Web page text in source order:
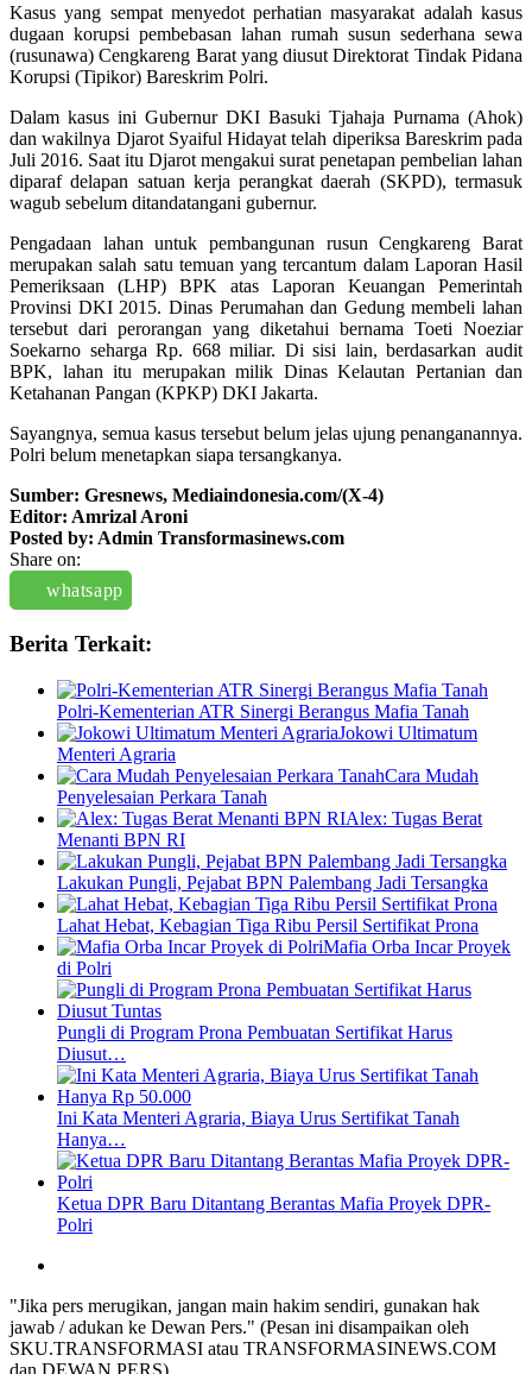
Kasus yang sempat menyedot perhatian masyarakat adalah kasus
dugaan korupsi pembebasan lahan rumah susun sederhana sewa
(rusunawa) Cengkareng Barat yang diusut Direktorat Tindak Pidana
Korupsi (Tipikor) Bareskrim Polri.
Dalam kasus ini Gubernur DKI Basuki Tjahaja Purnama (Ahok)
dan wakilnya Djarot Syaiful Hidayat telah diperiksa Bareskrim pada
Juli 2016. Saat itu Djarot mengakui surat penetapan pembelian lahan
diparaf delapan satuan kerja perangkat daerah (SKPD), termasuk
wagub sebelum ditandatangani gubernur.
Pengadaan lahan untuk pembangunan rusun Cengkareng Barat
merupakan salah satu temuan yang tercantum dalam Laporan Hasil
Pemeriksaan (LHP) BPK atas Laporan Keuangan Pemerintah
Provinsi DKI 2015. Dinas Perumahan dan Gedung membeli lahan
tersebut dari perorangan yang diketahui bernama Toeti Noeziar
Soekarno seharga Rp. 668 miliar. Di sisi lain, berdasarkan audit
BPK, lahan itu merupakan milik Dinas Kelautan Pertanian dan
Ketahanan Pangan (KPKP) DKI Jakarta.
Sayangnya, semua kasus tersebut belum jelas ujung penanganannya.
Polri belum menetapkan siapa tersangkanya.
Sumber: Gresnews, Mediaindonesia.com/(X-4)
Editor: Amrizal Aroni
Posted by: Admin Transformasinews.com
Share on:
whatsapp
Berita Terkait:
Polri-Kementerian ATR Sinergi Berangus Mafia Tanah
Jokowi Ultimatum
Menteri Agraria
Cara Mudah
Penyelesaian Perkara Tanah
Alex: Tugas Berat
Menanti BPN RI
Lakukan Pungli, Pejabat BPN Palembang Jadi Tersangka
Lahat Hebat, Kebagian Tiga Ribu Persil Sertifikat Prona
Mafia Orba Incar Proyek
di Polri
Pungli di Program Prona Pembuatan Sertifikat Harus
Diusut…
Ini Kata Menteri Agraria, Biaya Urus Sertifikat Tanah
Hanya…
Ketua DPR Baru Ditantang Berantas Mafia Proyek DPR-
Polri
"Jika pers merugikan, jangan main hakim sendiri, gunakan hak
jawab / adukan ke Dewan Pers." (Pesan ini disampaikan oleh
SKU.TRANSFORMASI atau TRANSFORMASINEWS.COM
dan DEWAN PERS)